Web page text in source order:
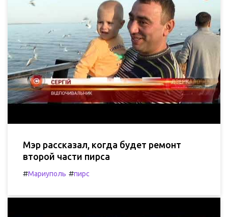
Мэр рассказал, когда будет ремонт
второй части пирса
#Мариуполь #пирс